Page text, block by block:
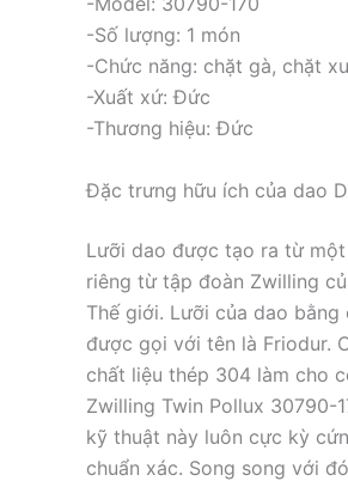
-Số lượng: 1 món
-Chức năng: chặt gà, chặt
-Xuất xứ: Đức
-Thương hiệu: Đức
Đặc trưng hữu ích của dao
Lưỡi dao được tạo ra từ
riêng từ tập đoàn Zwilling
Thế giới. Lưỡi của dao
được gọi với tên là Friodur.
chất liệu thép 304 làm cho
Zwilling Twin Pollux 30790-
kỹ thuật này luôn cực kỳ
chuẩn xác. Song song với